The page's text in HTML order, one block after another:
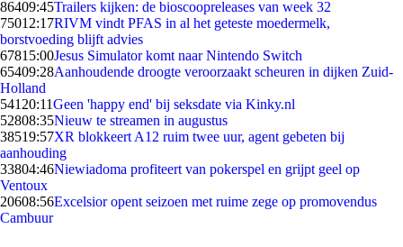
86409:45Trailers kijken: de bioscoopreleases van week 32
75012:17RIVM vindt PFAS in al het geteste moedermelk,
borstvoeding blijft advies
67815:00Jesus Simulator komt naar Nintendo Switch
65409:28Aanhoudende droogte veroorzaakt scheuren in dijken Zuid-
Holland
541 20:11Geen 'happy end' bij seksdate via Kinky.nl
52808:35Nieuw te streamen in augustus
38519:57XR blokkeert A12 ruim twee uur, agent gebeten bij
aanhouding
33804:46Niewiadoma profiteert van pokerspel en grijpt geel op
Ventoux
20608:56Excelsior opent seizoen met ruime zege op promovendus
Cambuur